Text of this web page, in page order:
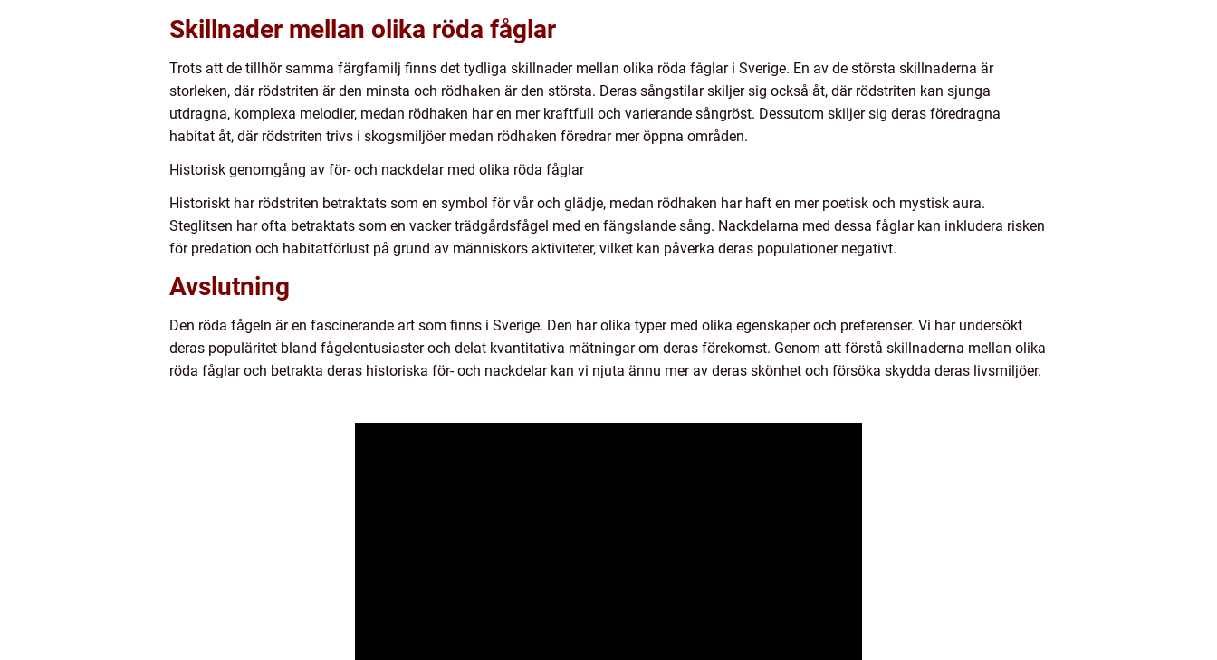
Skillnader mellan olika röda fåglar
Trots att de tillhör samma färgfamilj finns det tydliga skillnader mellan olika röda fåglar i Sverige. En av de största skillnaderna är
storleken, där rödstriten är den minsta och rödhaken är den största. Deras sångstilar skiljer sig också åt, där rödstriten kan sjunga
utdragna, komplexa melodier, medan rödhaken har en mer kraftfull och varierande sångröst. Dessutom skiljer sig deras föredragna
habitat åt, där rödstriten trivs i skogsmiljöer medan rödhaken föredrar mer öppna områden.
Historisk genomgång av för- och nackdelar med olika röda fåglar
Historiskt har rödstriten betraktats som en symbol för vår och glädje, medan rödhaken har haft en mer poetisk och mystisk aura.
Steglitsen har ofta betraktats som en vacker trädgårdsfågel med en fängslande sång. Nackdelarna med dessa fåglar kan inkludera risken
för predation och habitatförlust på grund av människors aktiviteter, vilket kan påverka deras populationer negativt.
Avslutning
Den röda fågeln är en fascinerande art som finns i Sverige. Den har olika typer med olika egenskaper och preferenser. Vi har undersökt
deras populäritet bland fågelentusiaster och delat kvantitativa mätningar om deras förekomst. Genom att förstå skillnaderna mellan olika
röda fåglar och betrakta deras historiska för- och nackdelar kan vi njuta ännu mer av deras skönhet och försöka skydda deras livsmiljöer.